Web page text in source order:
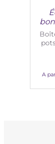
A